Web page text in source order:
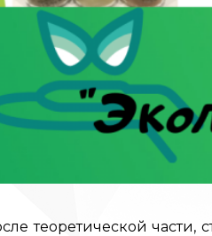
теоретической части,